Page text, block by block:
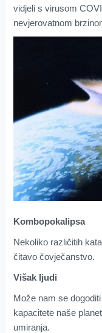
vidjeli s virusom
nevjerovatnom
Kombopokalipsa
Nekoliko različitih
čitavo čovječanstvo.
Višak ljudi
Može nam se
kapacitete naše
umiranja.